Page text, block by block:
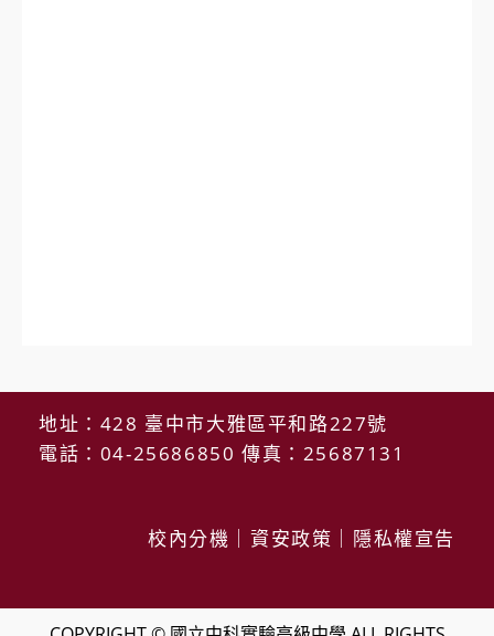
地址：428 臺中市大雅區平和路227號
電話：04-25686850 傳真：25687131
校內分機 資安政策 隱私權宣告